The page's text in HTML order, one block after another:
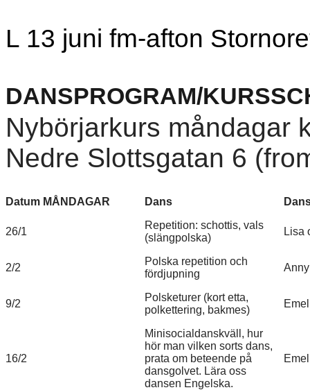
L 13 juni fm-afton
DANSPROGRAM/
Nybörjarkurs måndagar
Nedre Slottsgatan 6
Datum MÅNDAGAR Dans
26/1
Repetition: schottis, vals
(slängpolska)
Lisa
2/2
Polska repetition och
fördjupning
9/2
Polsketurer (kort etta,
polkettering, bakmes)
16/2
Minisocialdanskväll, hur
hör man vilken sorts dans,
prata om beteende på
dansgolvet. Lära oss
dansen Engelska.